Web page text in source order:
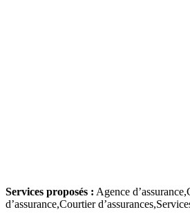
Services proposés : Agence
d’assurance,Courtier